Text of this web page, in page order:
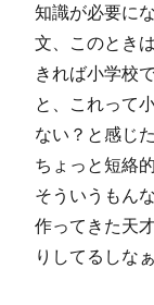
知識が必要に
文、このとき
きれば小学校
と、これって
ない？と感じ
ちょっと短絡
そういうもん
作ってきた天
りしてるしな